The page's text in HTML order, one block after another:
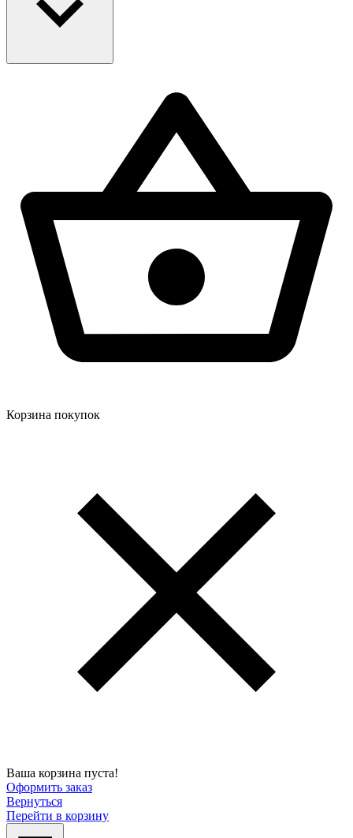
Корзина покупок
Ваша корзина пуста!
Оформить заказ
Вернуться
Перейти в корзину